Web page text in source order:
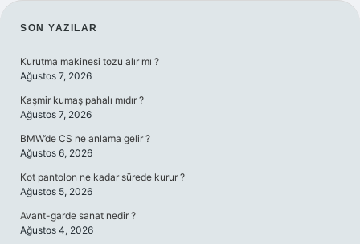
SIDEBAR
SON YAZILAR
Kurutma makinesi tozu alır mı ?
Ağustos 7, 2026
Kaşmir kumaş pahalı mıdır ?
Ağustos 7, 2026
BMW’de CS ne anlama gelir ?
Ağustos 6, 2026
Kot pantolon ne kadar sürede kurur ?
Ağustos 5, 2026
Avant-garde sanat nedir ?
Ağustos 4, 2026